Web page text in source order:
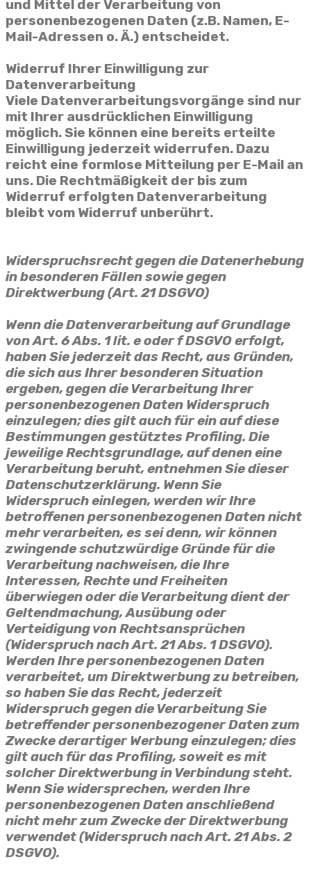
und Mittel der Verarbeitung von
personenbezogenen Daten (z.B. Namen, E-
Mail-Adressen o. Ä.) entscheidet.
Widerruf Ihrer Einwilligung zur
Datenverarbeitung
Viele Datenverarbeitungsvorgänge sind nur
mit Ihrer ausdrücklichen Einwilligung
möglich. Sie können eine bereits erteilte
Einwilligung jederzeit widerrufen. Dazu
reicht eine formlose Mitteilung per E-Mail an
uns. Die Rechtmäßigkeit der bis zum
Widerruf erfolgten Datenverarbeitung
bleibt vom Widerruf unberührt.
Widerspruchsrecht gegen die Datenerhebung
in besonderen Fällen sowie gegen
Direktwerbung (Art. 21 DSGVO)
Wenn die Datenverarbeitung auf Grundlage
von Art. 6 Abs. 1 lit. e oder f DSGVO erfolgt,
haben Sie jederzeit das Recht, aus Gründen,
die sich aus Ihrer besonderen Situation
ergeben, gegen die Verarbeitung Ihrer
personenbezogenen Daten Widerspruch
einzulegen; dies gilt auch für ein auf diese
Bestimmungen gestütztes Profiling. Die
jeweilige Rechtsgrundlage, auf denen eine
Verarbeitung beruht, entnehmen Sie dieser
Datenschutzerklärung. Wenn Sie
Widerspruch einlegen, werden wir Ihre
betroffenen personenbezogenen Daten nicht
mehr verarbeiten, es sei denn, wir können
zwingende schutzwürdige Gründe für die
Verarbeitung nachweisen, die Ihre
Interessen, Rechte und Freiheiten
überwiegen oder die Verarbeitung dient der
Geltendmachung, Ausübung oder
Verteidigung von Rechtsansprüchen
(Widerspruch nach Art. 21 Abs. 1 DSGVO).
Werden Ihre personenbezogenen Daten
verarbeitet, um Direktwerbung zu betreiben,
so haben Sie das Recht, jederzeit
Widerspruch gegen die Verarbeitung Sie
betreffender personenbezogener Daten zum
Zwecke derartiger Werbung einzulegen; dies
gilt auch für das Profiling, soweit es mit
solcher Direktwerbung in Verbindung steht.
Wenn Sie widersprechen, werden Ihre
personenbezogenen Daten anschließend
nicht mehr zum Zwecke der Direktwerbung
verwendet (Widerspruch nach Art. 21 Abs. 2
DSGVO).